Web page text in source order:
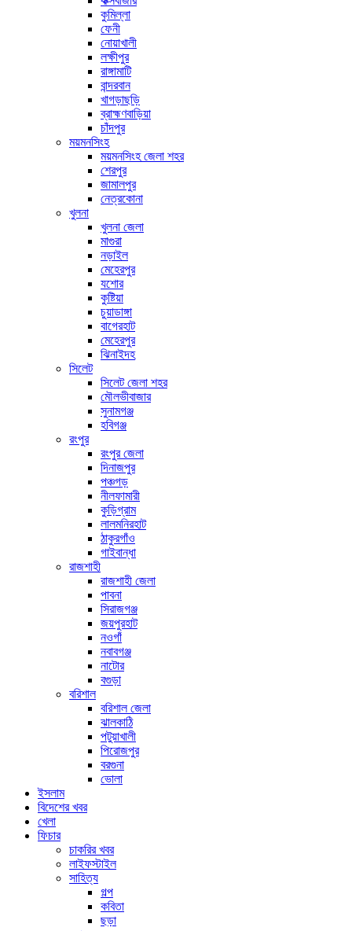
কুমিল্লা
ফেনী
নোয়াখালী
লক্ষীপুর
রাঙ্গামাটি
বান্দরবান
খাগড়াছড়ি
ব্রাহ্মণবাড়িয়া
চাঁদপুর
ময়মনসিংহ
ময়মনসিংহ জেলা শহর
শেরপুর
জামালপুর
নেত্রকোনা
খুলনা
খুলনা জেলা
মাগুরা
নড়াইল
মেহেরপুর
যশোর
কুষ্টিয়া
চুয়াডাঙ্গা
বাগেরহাট
মেহেরপুর
ঝিনাইদহ
সিলেট
সিলেট জেলা শহর
মৌলভীবাজার
সুনামগঞ্জ
হবিগঞ্জ
রংপুর
রংপুর জেলা
দিনাজপুর
পঞ্চগড়
নীলফামারী
কুড়িগ্রাম
লালমনিরহাট
ঠাকুরগাঁও
গাইবান্ধা
রাজশাহী
রাজশাহী জেলা
পাবনা
সিরাজগঞ্জ
জয়পুরহাট
নওগাঁ
নবাবগঞ্জ
নাটোর
বগুড়া
বরিশাল
বরিশাল জেলা
ঝালকাঠি
পটুয়াখালী
পিরোজপুর
বরগুনা
ভোলা
ইসলাম
বিদেশের খবর
খেলা
ফিচার
চাকরির খবর
লাইফস্টাইল
সাহিত্য
গল্প
কবিতা
ছড়া